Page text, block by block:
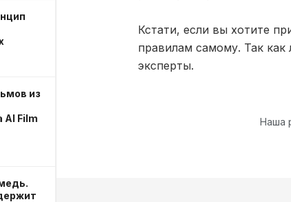
из
AI Film
Кстати, если вы хотите
правилам самому. Так как
эксперты.
Наша